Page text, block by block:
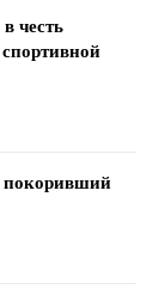
честь
покоривший